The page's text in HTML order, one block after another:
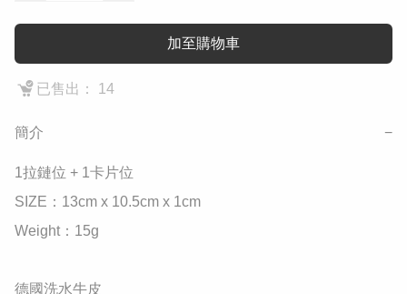
加至購物車
已售出： 14
簡介 −
1拉鏈位 + 1卡片位
SIZE：13cm x 10.5cm x 1cm
Weight：15g
德國洗水牛皮